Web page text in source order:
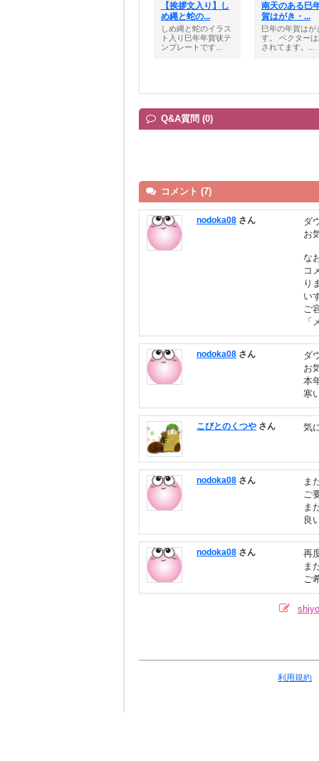
【挨拶文入り】し
め縄と蛇の...
しめ縄と蛇のイラス
ト入り巳年年賀状テ
ンプレートです...
南天のある巳
賀はがき・...
巳年の年賀はが
す。 ベクター
されてます。...
Q&A質問 (0)
コメント (7)
nodoka08 さん
ダ
お
な
コ
り
い
ご
nodoka08 さん
ダ
お
本
寒
こびとのくつや さん 気
nodoka08 さん
ま
ご
ま
良
nodoka08 さん
再
ま
ご
利用規約